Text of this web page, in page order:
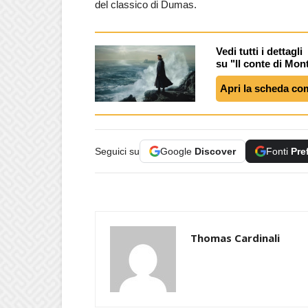
del classico di Dumas.
Vedi tutti i dettagli
su "Il conte di
Apri la scheda
Seguici su Google Discover Fonti
Thomas Cardinali